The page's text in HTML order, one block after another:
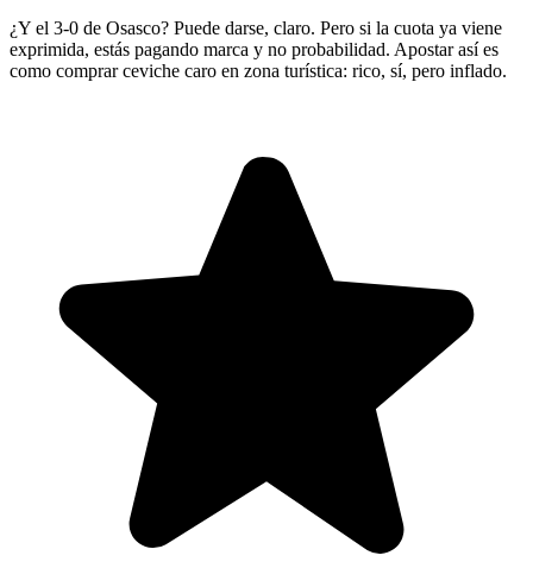
¿Y el 3-0 de Osasco? Puede darse, claro. Pero si la cuota ya viene
exprimida, estás pagando marca y no probabilidad. Apostar así es
como comprar ceviche caro en zona turística: rico, sí, pero inflado.